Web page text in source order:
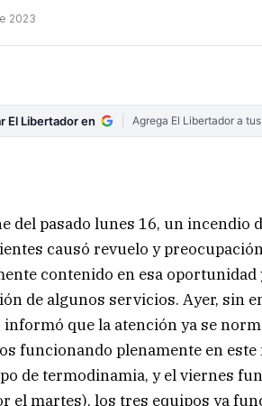
2023
El Libertador en Agrega El Libertador a
del pasado lunes 16, un incendio
causó revuelo y
contenido en esa
de algunos servicios. Ayer, sin
informó que la atención ya se
funcionando plenamente en
de termodinamia, y el viernes
el martes), los tres equipos ya